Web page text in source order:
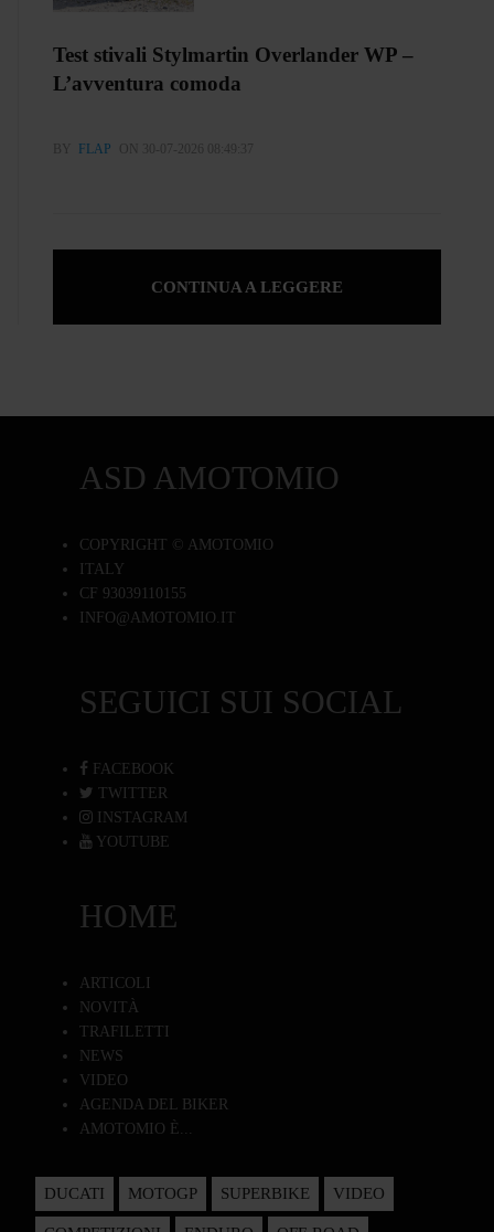
Test stivali Stylmartin Overlander WP –
L’avventura comoda
BY FLAP ON 30-07-2026 08:49:37
CONTINUA A LEGGERE
ASD AMOTOMIO
COPYRIGHT © AMOTOMIO
ITALY
CF 93039110155
INFO@AMOTOMIO.IT
SEGUICI SUI SOCIAL
FACEBOOK
TWITTER
INSTAGRAM
YOUTUBE
HOME
ARTICOLI
NOVITÀ
TRAFILETTI
NEWS
VIDEO
AGENDA DEL BIKER
AMOTOMIO È...
DUCATI MOTOGP SUPERBIKE VIDEO